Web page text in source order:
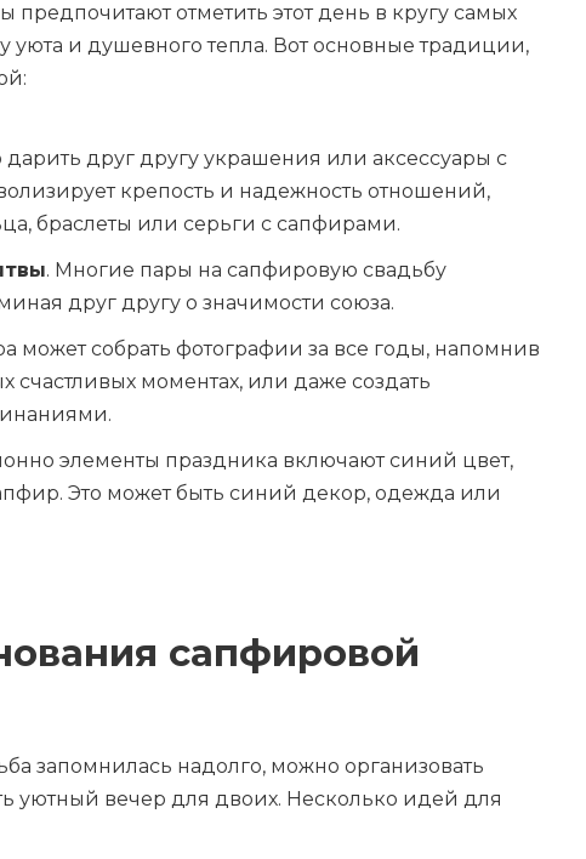
отметить этот день в кругу самых
уюта и душевного тепла. Вот основные традиции,
дарить друг другу украшения или аксессуары с
крепость и надежность отношений,
браслеты или серьги с сапфирами.
. Многие пары на сапфировую свадьбу
друг другу о значимости союза.
может собрать фотографии за все годы, напомнив
счастливых моментах, или даже создать
элементы праздника включают синий цвет,
Это может быть синий декор, одежда или
сапфировой
запомнилась надолго, можно организовать
уютный вечер для двоих. Несколько идей для